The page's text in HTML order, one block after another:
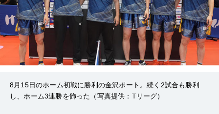
8月15日のホーム初戦に勝利の金沢ポート。続く2試合も勝利
し、ホーム3連勝を飾った（写真提供：Tリーグ）